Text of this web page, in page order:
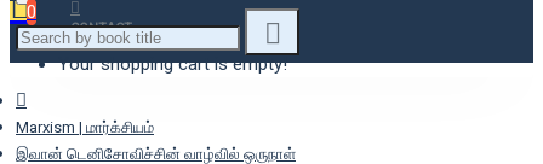
CONTACT
0
Your shopping cart is empty!
Marxism | மார்க்சியம்
இவான் டெனிசோவிச்சின் வாழ்வில் ஒருநாள்